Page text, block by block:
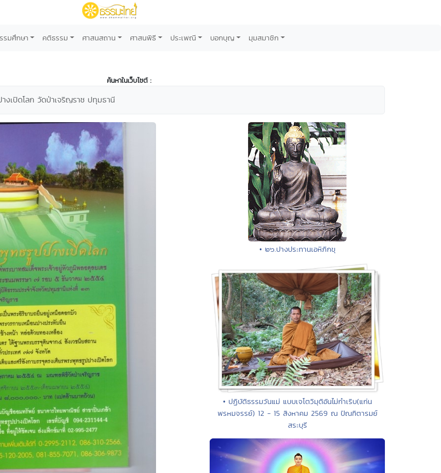
รมศึกษา คติธรรม ศาสนสถาน ศาสนพิธี ประเพณี บอกบุญ มุมสมาชิก
ค้นหาในเว็บไซต์ :
างเปิดโลก วัดป่าเจริญราช ปทุมธานี
• ๒๖.ปางประทานเอหิภิกขุ
• ปฏิบัติธรรมวันแม่ แบบเจโตวิมุติอันไม่กำเริบ(แก่น
พรหมจรรย์) 12 - 15 สิงหาคม 2569 ณ ปัณฑิตารมย์
สระบุรี